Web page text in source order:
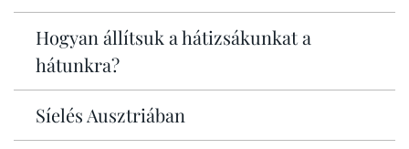
Hogyan állítsuk a hátizsákunkat a
hátunkra?
Síelés Ausztriában